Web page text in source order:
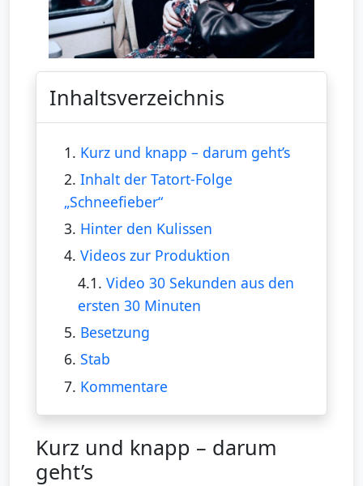
Inhaltsverzeichnis
1. Kurz und knapp – darum geht’s
2. Inhalt der Tatort-Folge
„Schneefieber“
3. Hinter den Kulissen
4. Videos zur Produktion
4.1.Video 30 Sekunden aus den
ersten 30 Minuten
5. Besetzung
6. Stab
7. Kommentare
Kurz und knapp – darum
geht’s